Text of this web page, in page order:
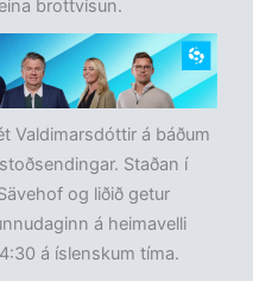
brottvísun.
Valdimarsdóttir á báðum
Staðan í
og liðið getur
á heimavelli
á íslenskum tíma.